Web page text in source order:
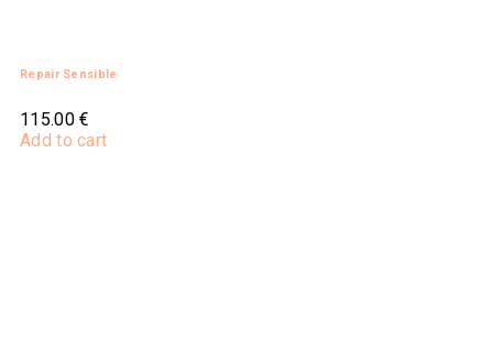
Repair Sensible
115.00€
Add to cart